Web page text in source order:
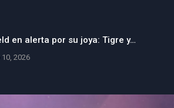
en alerta por su joya: Tigre y…
2026